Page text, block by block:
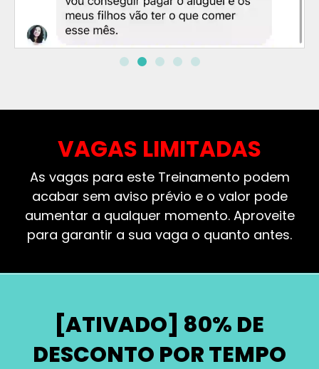
VAGAS LIMITADAS
As vagas para este Treinamento podem
acabar sem aviso prévio e o valor pode
aumentar a qualquer momento. Aproveite
para garantir a sua vaga o quanto antes.
[ATIVADO] 80% DE
DESCONTO POR TEMPO